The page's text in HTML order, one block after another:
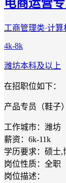
电商运营
工商管理类·计算
4k-8k
潍坊本科及以上
在招职位如下：
产品专员（鞋子）
工作城市：潍坊
薪资：6k-11k
学历要求：硕士,
岗位性质：全职
岗位描述：